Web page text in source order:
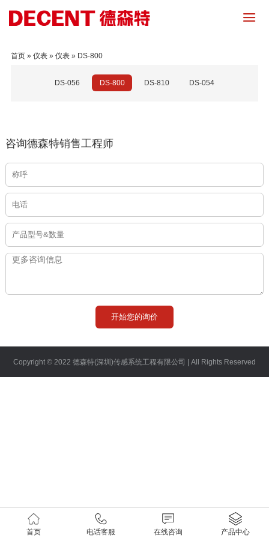
首页» 仪表» 仪表» DS-800
DS-056 DS-800 DS-810 DS-054
咨询德森特销售工程师
Copyright © 2022 德森特(深圳)传感系统工程有限公司 | All Rights Reserved
首页 电话客服 在线咨询 产品中心
登录 注册